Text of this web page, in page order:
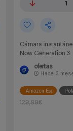
1
Cámara
Now Generation 3
ofertas
Hace 3
Amazon España
129,99€